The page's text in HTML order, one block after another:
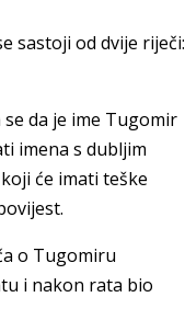
sastoji od dvije riječi:
da je ime Tugomir
imena s dubljim
će imati teške
o Tugomiru
i nakon rata bio